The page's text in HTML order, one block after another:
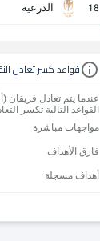
18 الدرعية
قواعد كسر تعادل
عندما يتم تعادل فريقان
القواعد التالية تكسر
مواجهات مباشرة
فارق الأهداف
أهداف مسجلة